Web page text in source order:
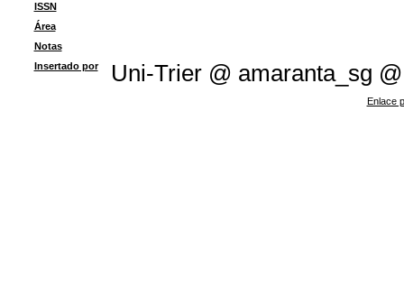
ISSN
Área
Notas
Insertado por
Uni-Trier @ amaranta_sg
Enlace